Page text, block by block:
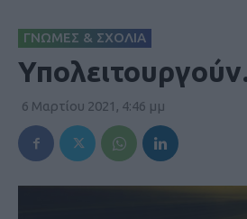
ΓΝΩΜΕΣ & ΣΧΟΛΙΑ
6 Μαρτίου 2021, 4:46 μμ